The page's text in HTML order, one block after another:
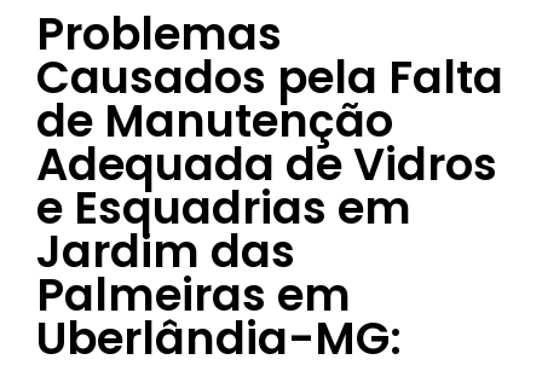
Problemas
Causados pela Falta
de Manutenção
Adequada de Vidros
e Esquadrias em
Jardim das
Palmeiras em
Uberlândia-MG: